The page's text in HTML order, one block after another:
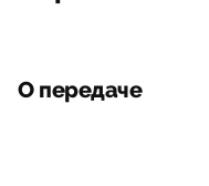
О передаче